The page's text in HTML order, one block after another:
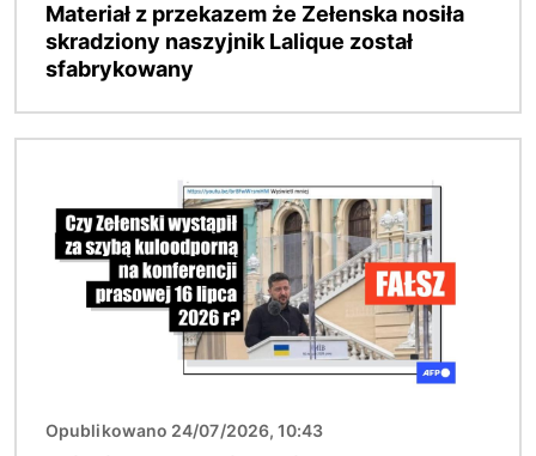
Materiał z przekazem że Zełenska nosiła
skradziony naszyjnik Lalique został
sfabrykowany
Opublikowano 24/07/2026, 10:43